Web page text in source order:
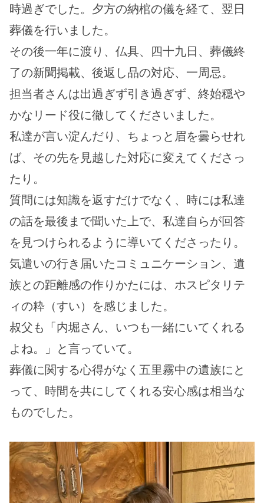
時過ぎでした。夕方の納棺の儀を経て、翌日
葬儀を行いました。
その後一年に渡り、仏具、四十九日、葬儀終
了の新聞掲載、後返し品の対応、一周忌。
担当者さんは出過ぎず引き過ぎず、終始穏や
かなリード役に徹してくださいました。
私達が言い淀んだり、ちょっと眉を曇らせれ
ば、その先を見越した対応に変えてくださっ
たり。
質問には知識を返すだけでなく、時には私達
の話を最後まで聞いた上で、私達自らが回答
を見つけられるように導いてくださったり。
気遣いの行き届いたコミュニケーション、遺
族との距離感の作りかたには、ホスピタリテ
ィの粋（すい）を感じました。
叔父も「内堀さん、いつも一緒にいてくれる
よね。」と言っていて。
葬儀に関する心得がなく五里霧中の遺族にと
って、時間を共にしてくれる安心感は相当な
ものでした。